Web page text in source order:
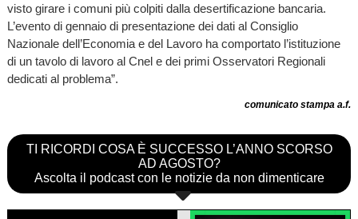
visto girare i comuni più colpiti dalla desertificazione bancaria.
L’evento di gennaio di presentazione dei dati al Consiglio
Nazionale dell’Economia e del Lavoro ha comportato l’istituzione
di un tavolo di lavoro al Cnel e dei primi Osservatori Regionali
dedicati al problema”.
comunicato stampa a.f.
TI RICORDI COSA È SUCCESSO L’ANNO SCORSO
AD AGOSTO?
Ascolta il podcast con le notizie da non dimenticare